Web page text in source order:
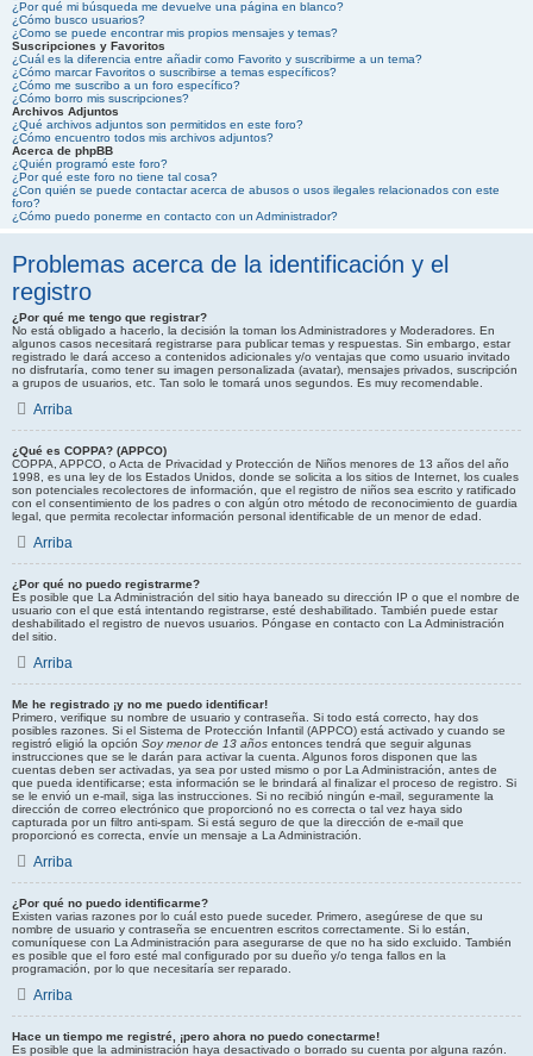
¿Por qué mi búsqueda me devuelve una página en blanco?
¿Cómo busco usuarios?
¿Como se puede encontrar mis propios mensajes y temas?
Suscripciones y Favoritos
¿Cuál es la diferencia entre añadir como Favorito y suscribirme a un tema?
¿Cómo marcar Favoritos o suscribirse a temas específicos?
¿Cómo me suscribo a un foro específico?
¿Cómo borro mis suscripciones?
Archivos Adjuntos
¿Qué archivos adjuntos son permitidos en este foro?
¿Cómo encuentro todos mis archivos adjuntos?
Acerca de phpBB
¿Quién programó este foro?
¿Por qué este foro no tiene tal cosa?
¿Con quién se puede contactar acerca de abusos o usos ilegales relacionados con este
foro?
¿Cómo puedo ponerme en contacto con un Administrador?
Problemas acerca de la identificación y el
registro
¿Por qué me tengo que registrar?
No está obligado a hacerlo, la decisión la toman los Administradores y Moderadores. En
algunos casos necesitará registrarse para publicar temas y respuestas. Sin embargo, estar
registrado le dará acceso a contenidos adicionales y/o ventajas que como usuario invitado
no disfrutaría, como tener su imagen personalizada (avatar), mensajes privados, suscripción
a grupos de usuarios, etc. Tan solo le tomará unos segundos. Es muy recomendable.
Arriba
¿Qué es COPPA? (APPCO)
COPPA, APPCO, o Acta de Privacidad y Protección de Niños menores de 13 años del año
1998, es una ley de los Estados Unidos, donde se solicita a los sitios de Internet, los cuales
son potenciales recolectores de información, que el registro de niños sea escrito y ratificado
con el consentimiento de los padres o con algún otro método de reconocimiento de guardia
legal, que permita recolectar información personal identificable de un menor de edad.
Arriba
¿Por qué no puedo registrarme?
Es posible que La Administración del sitio haya baneado su dirección IP o que el nombre de
usuario con el que está intentando registrarse, esté deshabilitado. También puede estar
deshabilitado el registro de nuevos usuarios. Póngase en contacto con La Administración
del sitio.
Arriba
Me he registrado ¡y no me puedo identificar!
Primero, verifique su nombre de usuario y contraseña. Si todo está correcto, hay dos
posibles razones. Si el Sistema de Protección Infantil (APPCO) está activado y cuando se
registró eligió la opción Soy menor de 13 años entonces tendrá que seguir algunas
instrucciones que se le darán para activar la cuenta. Algunos foros disponen que las
cuentas deben ser activadas, ya sea por usted mismo o por La Administración, antes de
que pueda identificarse; esta información se le brindará al finalizar el proceso de registro. Si
se le envió un e-mail, siga las instrucciones. Si no recibió ningún e-mail, seguramente la
dirección de correo electrónico que proporcionó no es correcta o tal vez haya sido
capturada por un filtro anti-spam. Si está seguro de que la dirección de e-mail que
proporcionó es correcta, envíe un mensaje a La Administración.
Arriba
¿Por qué no puedo identificarme?
Existen varias razones por lo cuál esto puede suceder. Primero, asegúrese de que su
nombre de usuario y contraseña se encuentren escritos correctamente. Si lo están,
comuníquese con La Administración para asegurarse de que no ha sido excluido. También
es posible que el foro esté mal configurado por su dueño y/o tenga fallos en la
programación, por lo que necesitaría ser reparado.
Arriba
Hace un tiempo me registré, ¡pero ahora no puedo conectarme!
Es posible que la administración haya desactivado o borrado su cuenta por alguna razón.